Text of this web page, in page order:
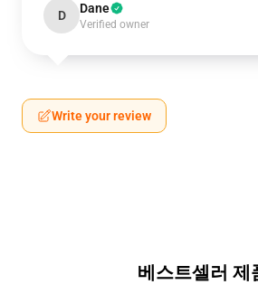
D Dane
Verified owner
Write your review
베스트셀러 제